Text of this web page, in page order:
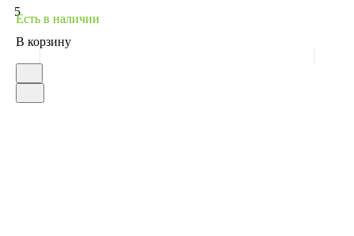
5
Есть в наличии
В корзину